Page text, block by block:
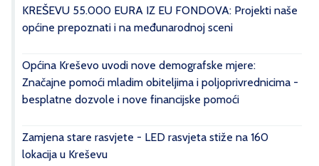
KREŠEVU 55.000 EURA IZ EU FONDOVA: Projekti naše
općine prepoznati i na međunarodnoj sceni
Općina Kreševo uvodi nove demografske mjere:
Značajne pomoći mladim obiteljima i poljoprivrednicima -
besplatne dozvole i nove financijske pomoći
Zamjena stare rasvjete - LED rasvjeta stiže na 160
lokacija u Kreševu